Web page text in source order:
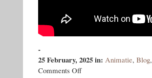
-
25 February, 2025in: Animatie, Blog,
Comments Offon